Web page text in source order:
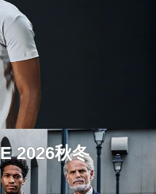
2026秋冬